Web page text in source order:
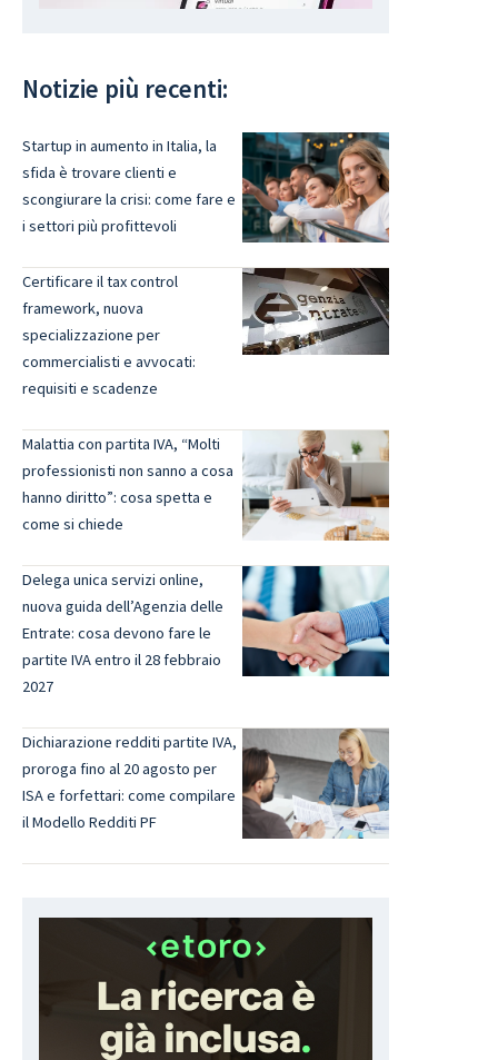
Notizie più recenti:
Startup in aumento in Italia, la
sfida è trovare clienti e
scongiurare la crisi: come fare e
i settori più profittevoli
Certificare il tax control
framework, nuova
specializzazione per
commercialisti e avvocati:
requisiti e scadenze
Malattia con partita IVA, “Molti
professionisti non sanno a cosa
hanno diritto”: cosa spetta e
come si chiede
Delega unica servizi online,
nuova guida dell’Agenzia delle
Entrate: cosa devono fare le
partite IVA entro il 28 febbraio
2027
Dichiarazione redditi partite IVA,
proroga fino al 20 agosto per
ISA e forfettari: come compilare
il Modello Redditi PF